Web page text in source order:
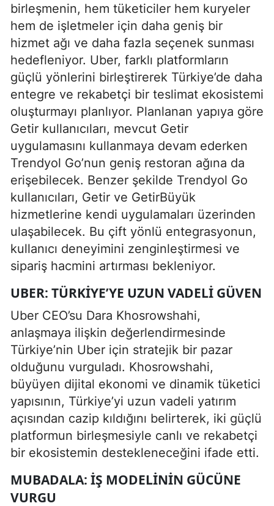
birleşmenin, hem tüketiciler hem kuryeler
hem de işletmeler için daha geniş bir
hizmet ağı ve daha fazla seçenek sunması
hedefleniyor. Uber, farklı platformların
güçlü yönlerini birleştirerek Türkiye’de daha
entegre ve rekabetçi bir teslimat ekosistemi
oluşturmayı planlıyor. Planlanan yapıya göre
Getir kullanıcıları, mevcut Getir
uygulamasını kullanmaya devam ederken
Trendyol Go’nun geniş restoran ağına da
erişebilecek. Benzer şekilde Trendyol Go
kullanıcıları, Getir ve GetirBüyük
hizmetlerine kendi uygulamaları üzerinden
ulaşabilecek. Bu çift yönlü entegrasyonun,
kullanıcı deneyimini zenginleştirmesi ve
sipariş hacmini artırması bekleniyor.
UBER: TÜRKIYE’YE UZUN VADELI GÜVEN
Uber CEO’su Dara Khosrowshahi,
anlaşmaya ilişkin değerlendirmesinde
Türkiye’nin Uber için stratejik bir pazar
olduğunu vurguladı. Khosrowshahi,
büyüyen dijital ekonomi ve dinamik tüketici
yapısının, Türkiye’yi uzun vadeli yatırım
açısından cazip kıldığını belirterek, iki güçlü
platformun birleşmesiyle canlı ve rekabetçi
bir ekosistemin destekleneceğini ifade etti.
MUBADALA: İŞ MODELININ GÜCÜNE
VURGU